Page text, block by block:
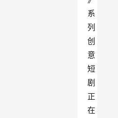
系
列
创
意
短
剧
正
在